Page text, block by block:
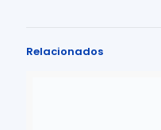
Relacionados